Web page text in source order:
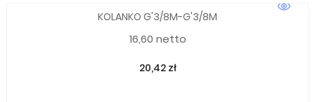
KOLANKO G'3/8M-G'3/8M
16,60 netto
20,42 zł